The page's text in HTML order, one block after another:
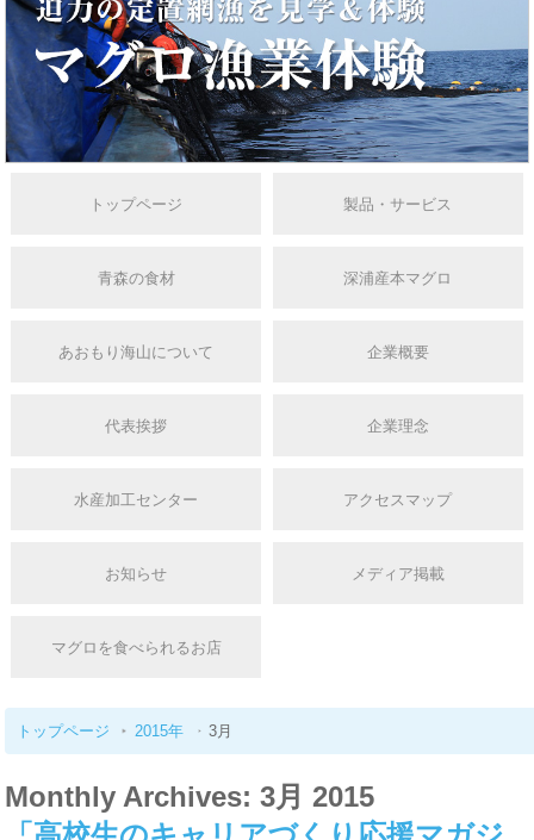
トップページ 製品・サービス
青森の食材 深浦産本マグロ
あおもり海山について 企業概要
代表挨拶 企業理念
水産加工センター アクセスマップ
お知らせ メディア掲載
マグロを食べられるお店
トップページ 2015年 3月
Monthly Archives: 3月 2015